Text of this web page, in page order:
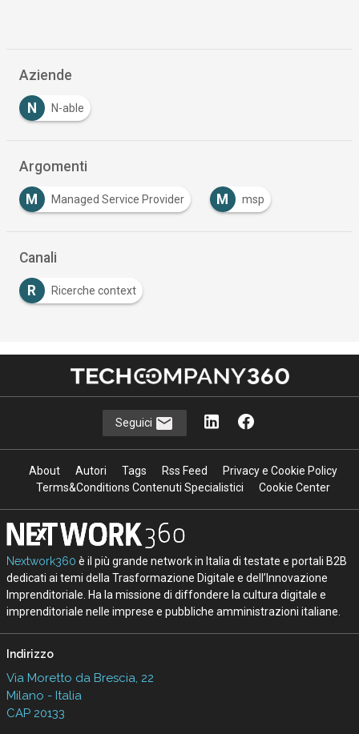
Aziende
N N-able
Argomenti
M Managed Service Provider M msp
Canali
R Ricerche context
Seguici
About Autori Tags Rss Feed
Privacy e Cookie Policy
Terms&Conditions Contenuti Specialistici
Cookie Center
Nextwork360 è il più grande network in Italia di testate e portali B2B
dedicati ai temi della Trasformazione Digitale e dell’Innovazione
Imprenditoriale. Ha la missione di diffondere la cultura digitale e
imprenditoriale nelle imprese e pubbliche amministrazioni italiane.
Indirizzo
Via Moretto da Brescia, 22
Milano - Italia
CAP 20133